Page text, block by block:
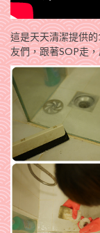
這是天天清潔提供
友們，跟著SOP走